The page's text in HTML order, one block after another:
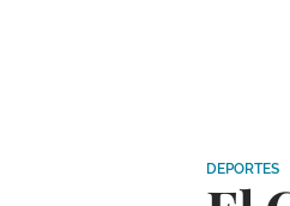
DEPORTES